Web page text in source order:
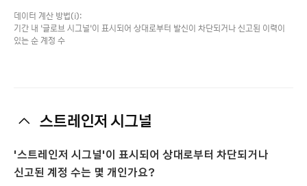
데이터 계산 방법(i):
기간 내 ‘글로브 시그널’이 표시되어 상대로부터 발신이 차단되거나 신고된 이력이
있는 순 계정 수
스트레인저 시그널
'스트레인저 시그널'이 표시되어 상대로부터 차단되거나
신고된 계정 수는 몇 개인가요?